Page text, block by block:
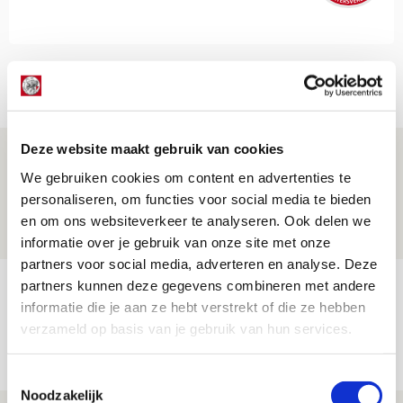
Deze website maakt gebruik van cookies
We gebruiken cookies om content en advertenties te
personaliseren, om functies voor social media te bieden
en om ons websiteverkeer te analyseren. Ook delen we
informatie over je gebruik van onze site met onze
partners voor social media, adverteren en analyse. Deze
partners kunnen deze gegevens combineren met andere
informatie die je aan ze hebt verstrekt of die ze hebben
verzameld op basis van je gebruik van hun services.
Noodzakelijk
Net binnen //
Drie dingen die je moet weten over PEC
Zwolle - Ajax
08 AUGUSTUS 2026 - 12:32
Míchels elf: met welke formatie begin
jij aan nieuw eredivisieseizoen?